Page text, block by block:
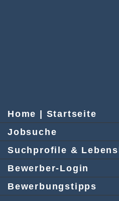
Home | Startseite
Jobsuche
Suchprofile &
Bewerber-Login
Bewerbungstipps